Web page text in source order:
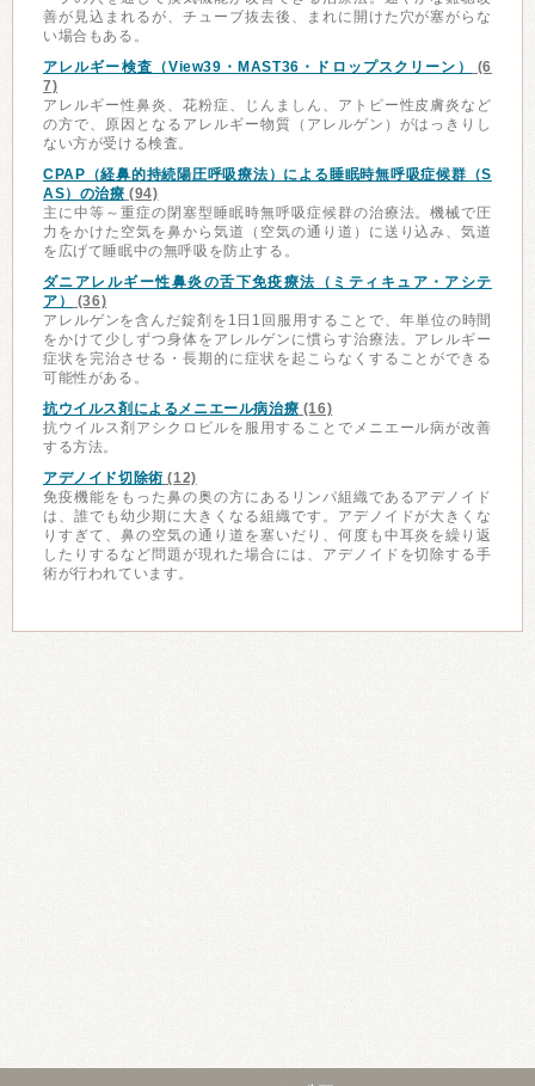
善が見込まれるが、チューブ抜去後、まれに開けた穴が塞がらな
い場合もある。
アレルギー検査（View39・MAST36・ドロップスクリーン）
(6
7)
アレルギー性鼻炎、花粉症、じんましん、アトピー性皮膚炎など
の方で、原因となるアレルギー物質（アレルゲン）がはっきりし
ない方が受ける検査。
CPAP（経鼻的持続陽圧呼吸療法）による睡眠時無呼吸症候群（S
AS）の治療 (94)
主に中等～重症の閉塞型睡眠時無呼吸症候群の治療法。機械で圧
力をかけた空気を鼻から気道（空気の通り道）に送り込み、気道
を広げて睡眠中の無呼吸を防止する。
ダニアレルギー性鼻炎の舌下免疫療法（ミティキュア・アシテ
ア）
(36)
アレルゲンを含んだ錠剤を1日1回服用することで、年単位の時間
をかけて少しずつ身体をアレルゲンに慣らす治療法。アレルギー
症状を完治させる・長期的に症状を起こらなくすることができる
可能性がある。
抗ウイルス剤によるメニエール病治療 (16)
抗ウイルス剤アシクロビルを服用することでメニエール病が改善
する方法。
アデノイド切除術 (12)
免疫機能をもった鼻の奥の方にあるリンパ組織であるアデノイド
は、誰でも幼少期に大きくなる組織です。アデノイドが大きくな
りすぎて、鼻の空気の通り道を塞いだり、何度も中耳炎を繰り返
したりするなど問題が現れた場合には、アデノイドを切除する手
術が行われています。